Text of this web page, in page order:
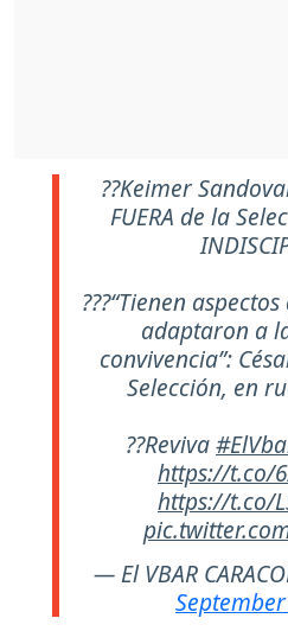
??Keimer
FUERA de la
???“Tienen
adaptaron a
convivencia”:
Selección, en
??Reviva
https://t.co/
https://t.co/
— El VBAR